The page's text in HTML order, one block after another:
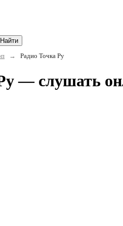
Найти
→ Радио Точка Ру
— слушать